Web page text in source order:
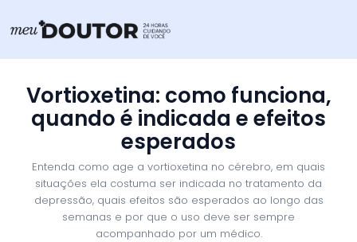
para
Vortioxetina: como funciona,
quando é indicada e efeitos
esperados
Entenda como age a vortioxetina no cérebro, em quais
situações ela costuma ser indicada no tratamento da
depressão, quais efeitos são esperados ao longo das
semanas e por que o uso deve ser sempre
acompanhado por um médico.